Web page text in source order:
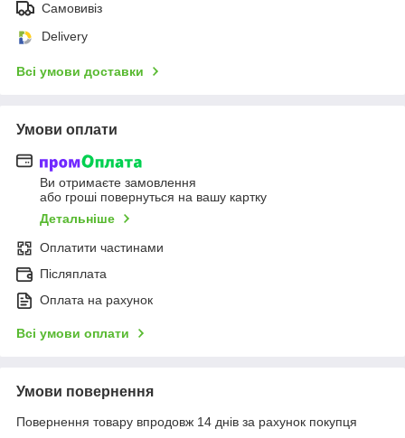
Самовивіз
Delivery
Всі умови доставки
Умови оплати
Ви отримаєте замовлення
або гроші повернуться на вашу картку
Детальніше
Оплатити частинами
Післяплата
Оплата на рахунок
Всі умови оплати
Умови повернення
Повернення товару впродовж 14 днів за рахунок покупця